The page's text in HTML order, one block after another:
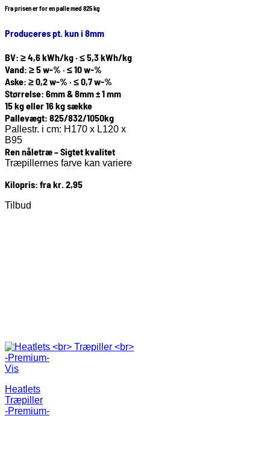
Fra prisen er for en palle med 825 kg
Produceres pt. kun i 8mm
BV: ≥ 4,6 kWh/kg · ≤ 5,3 kWh/kg
Vand: ≥ 5 w-% · ≤ 10 w-%
Aske: ≥ 0,2 w-% · ≤ 0,7 w-%
Størrelse: 6mm & 8mm ± 1 mm
15 kg eller 16 kg sække
Pallevægt: 825/832/1050kg
Pallestr. i cm: H170 x L120 x
B95
Ren nåletræ – Sigtet kvalitet
Træpillernes farve kan variere
Kilopris: fra kr. 2,95
Tilbud
Vis
Heatlets
Træpiller
-Premium-